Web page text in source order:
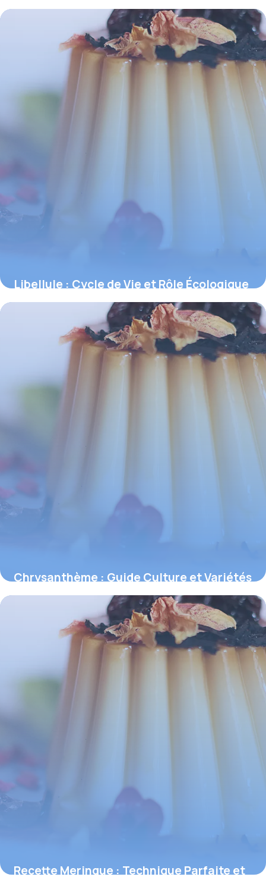
2026
Libellule : Cycle de Vie et Rôle Écologique
4 juin 2026
Chrysanthème : Guide Culture et Variétés
2026
Recette Meringue : Technique Parfaite et